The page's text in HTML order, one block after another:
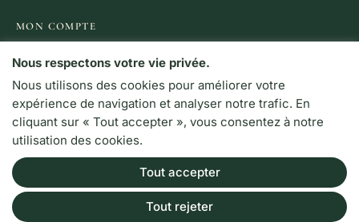
MON COMPTE
Liste d'envies
PAIEMENT 100% SÉCURISÉ
VISA MC CB
Colissimo · Chronopost
Nous respectons votre vie privée.
Nous utilisons des cookies pour améliorer votre
expérience de navigation et analyser notre trafic. En
cliquant sur « Tout accepter », vous consentez à notre
utilisation des cookies.
Tout accepter
Tout rejeter